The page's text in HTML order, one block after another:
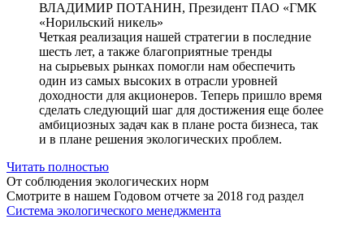
ВЛАДИМИР ПОТАНИН, Президент ПАО «ГМК
«Норильский никель»
Четкая реализация нашей стратегии в последние
шесть лет, а также благоприятные тренды
на сырьевых рынках помогли нам обеспечить
один из самых высоких в отрасли уровней
доходности для акционеров. Теперь пришло время
сделать следующий шаг для достижения еще более
амбициозных задач как в плане роста бизнеса, так
и в плане решения экологических проблем.
Читать полностью
От соблюдения экологических норм
Смотрите в нашем Годовом отчете за 2018 год раздел
Система экологического менеджмента